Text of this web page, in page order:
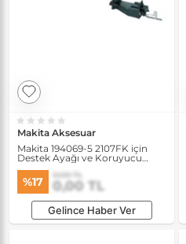
Makita Aksesuar
Makita 194069-5 2107FK için
Destek Ayağı ve Koruyucu
%17 0,00 TL
0,00 TL
Gelince Haber Ver